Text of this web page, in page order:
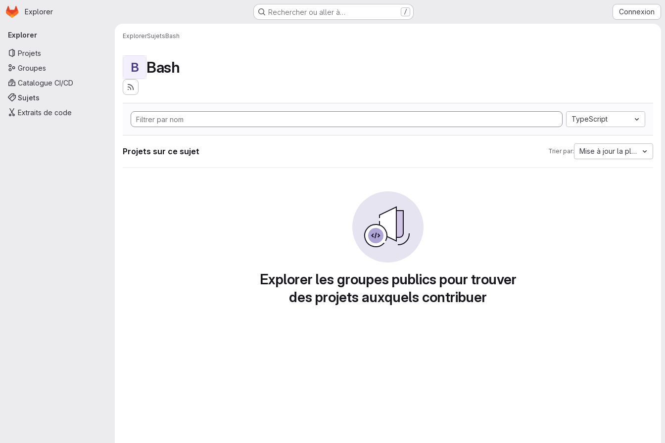
Passer au contenu principal
Page d'accueil
Explorer Rechercher ou aller à… / Connexion
Navigation principale
Explorer
Projets
Groupes
Catalogue CI/CD
Sujets
Extraits de code
ExplorerSujetsBash
B Bash
TypeScript
Projets sur ce sujet Trier par: Mise à jour la plus
Explorer les groupes publics pour trouver
des projets auxquels contribuer